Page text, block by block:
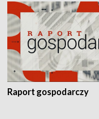
Raport gospodarczy